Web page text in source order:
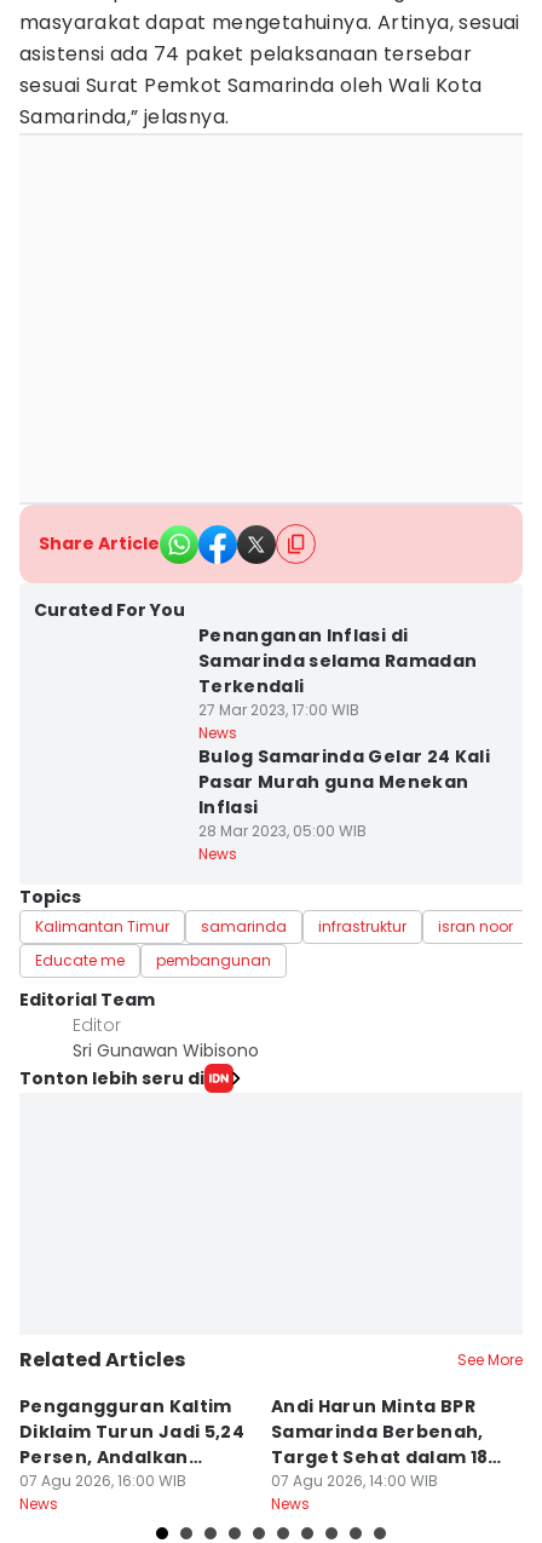
masyarakat dapat mengetahuinya. Artinya, sesuai
asistensi ada 74 paket pelaksanaan tersebar
sesuai Surat Pemkot Samarinda oleh Wali Kota
Samarinda,” jelasnya.
Share Article
Curated For You
Penanganan Inflasi di
Samarinda selama Ramadan
Terkendali
27 Mar 2023, 17:00 WIB
News
Bulog Samarinda Gelar 24 Kali
Pasar Murah guna Menekan
Inflasi
28 Mar 2023, 05:00 WIB
News
Topics
Kalimantan Timur samarinda infrastruktur
isran noor
Educate me
pembangunan
Editorial Team
Editor
Sri Gunawan Wibisono
Tonton lebih seru di
Related Articles See More
Pengangguran Kaltim
Diklaim Turun Jadi 5,24
Persen, Andalkan
Pertanian
07 Agu 2026, 16:00 WIB
News
Andi Harun Minta BPR
Samarinda Berbenah,
Target Sehat dalam 18
Bulan
07 Agu 2026, 14:00 WIB
News